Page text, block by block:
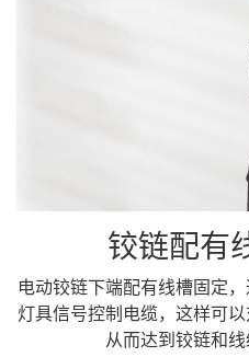
铰链配有
电动铰链下端配有线槽固定
灯具信号控制电缆，这样可
从而达到铰链和线